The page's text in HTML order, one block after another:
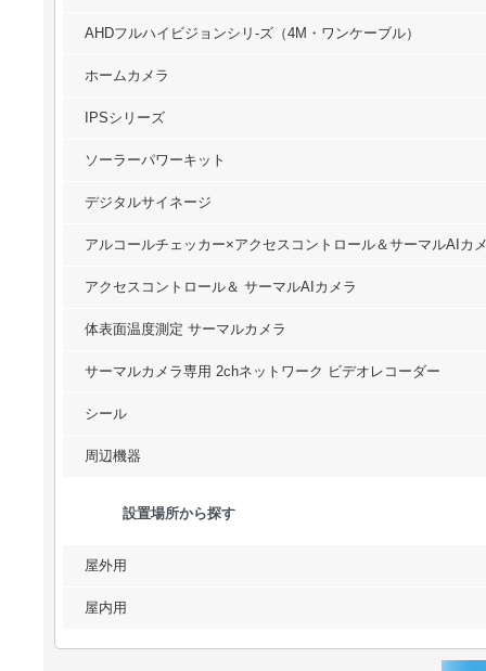
AHDフルハイビジョンシリ-ズ（4M・ワンケーブル）
ホームカメラ
IPSシリーズ
ソーラーパワーキット
デジタルサイネージ
アルコールチェッカー×アクセスコントロール＆サーマルAIカ
アクセスコントロール＆ サーマルAIカメラ
体表面温度測定 サーマルカメラ
サーマルカメラ専用 2chネットワーク ビデオレコーダー
シール
周辺機器
設置場所から探す
屋外用
屋内用